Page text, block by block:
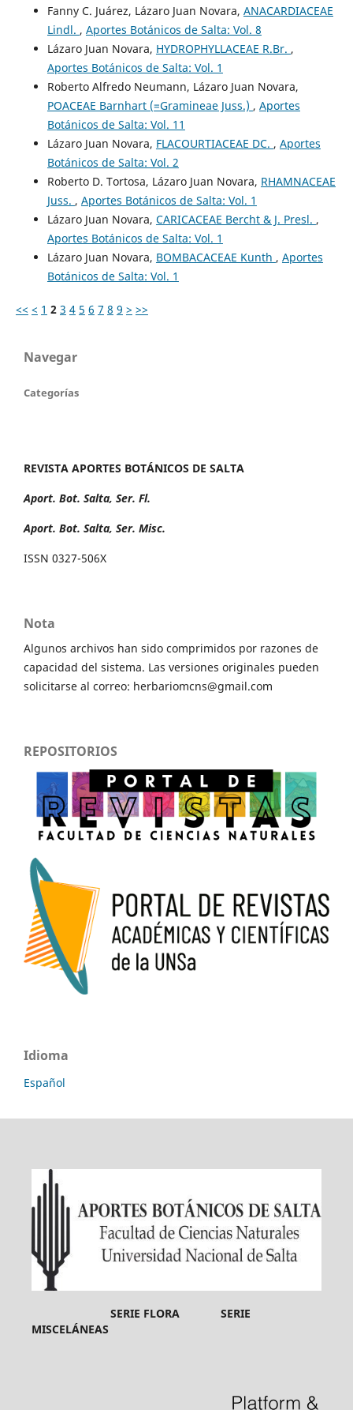
Fanny C. Juárez, Lázaro Juan Novara, ANACARDIACEAE
Lindl. , Aportes Botánicos de Salta: Vol. 8
Lázaro Juan Novara, HYDROPHYLLACEAE R.Br. ,
Aportes Botánicos de Salta: Vol. 1
Roberto Alfredo Neumann, Lázaro Juan Novara,
POACEAE Barnhart (=Gramineae Juss.) , Aportes
Botánicos de Salta: Vol. 11
Lázaro Juan Novara, FLACOURTIACEAE DC. , Aportes
Botánicos de Salta: Vol. 2
Roberto D. Tortosa, Lázaro Juan Novara, RHAMNACEAE
Juss. , Aportes Botánicos de Salta: Vol. 1
Lázaro Juan Novara, CARICACEAE Bercht & J. Presl. ,
Aportes Botánicos de Salta: Vol. 1
Lázaro Juan Novara, BOMBACACEAE Kunth , Aportes
Botánicos de Salta: Vol. 1
<< < 1 2 3 4 5 6 7 8 9 > >>
Navegar
Categorías
REVISTA APORTES BOTÁNICOS DE SALTA
Aport. Bot. Salta, Ser. Fl.
Aport. Bot. Salta, Ser. Misc.
ISSN 0327-506X
Nota
Algunos archivos han sido comprimidos por razones de
capacidad del sistema. Las versiones originales pueden
solicitarse al correo: herbariomcns@gmail.com
REPOSITORIOS
Idioma
Español
SERIE FLORA SERIE
MISCELÁNEAS